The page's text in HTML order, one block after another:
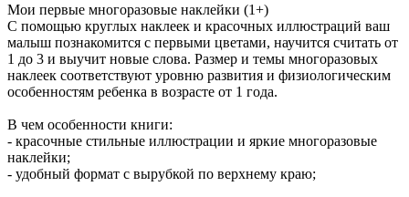
Мои первые многоразовые наклейки (1+)
С помощью круглых наклеек и красочных иллюстраций ваш
малыш познакомится с первыми цветами, научится считать от
1 до 3 и выучит новые слова. Размер и темы многоразовых
наклеек соответствуют уровню развития и физиологическим
особенностям ребенка в возрасте от 1 года.
В чем особенности книги:
- красочные стильные иллюстрации и яркие многоразовые
наклейки;
- удобный формат с вырубкой по верхнему краю;